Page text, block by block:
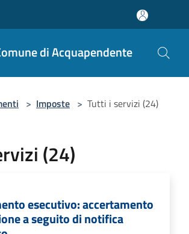
di Acquapendente
> Imposte > Tutti i servizi (24)
(24)
esecutivo: accertamento
a seguito di notifica